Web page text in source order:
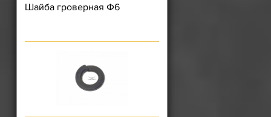
Шайба гроверная Ф6